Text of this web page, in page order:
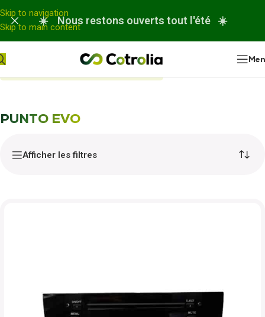
Panneau de gestion des cookies
Skip to navigation
Skip to main content
☀️ Nous restons ouverts tout l'été ☀️
PUNTO EVO
Afficher les filtres